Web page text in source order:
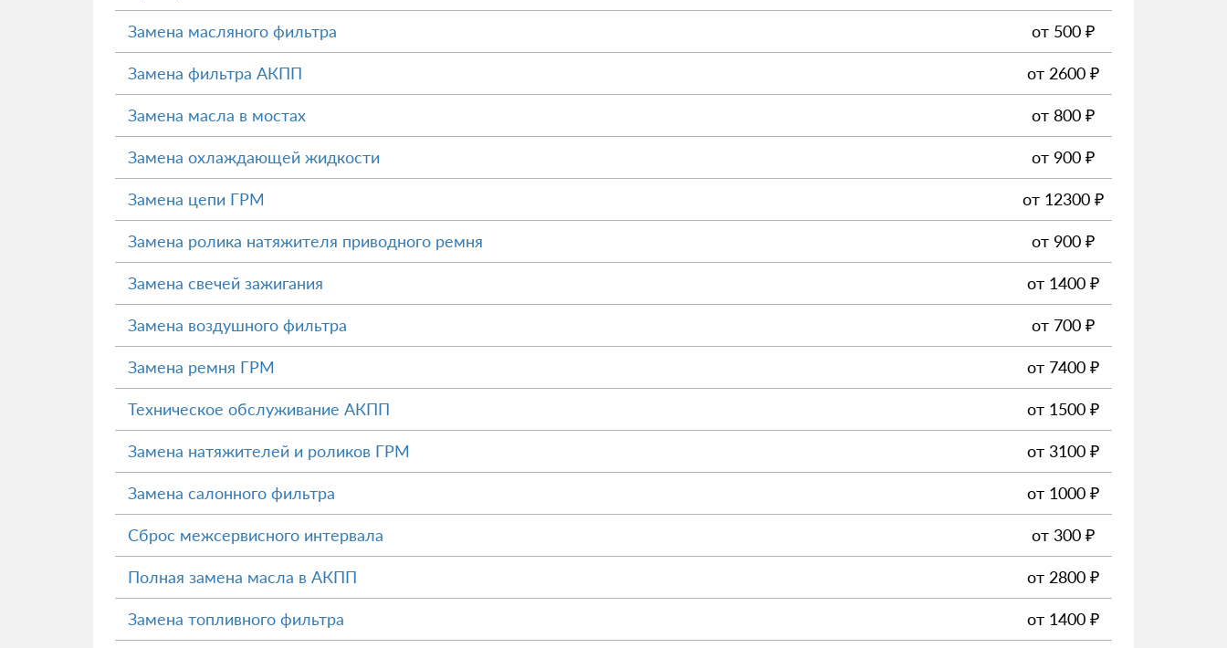
Замена масляного фильтра от 500 ₽
Замена фильтра АКПП от 2600 ₽
Замена масла в мостах от 800 ₽
Замена охлаждающей жидкости от 900 ₽
Замена цепи ГРМ от 12300 ₽
Замена ролика натяжителя приводного ремня от 900 ₽
Замена свечей зажигания от 1400 ₽
Замена воздушного фильтра от 700 ₽
Замена ремня ГРМ от 7400 ₽
Техническое обслуживание АКПП от 1500 ₽
Замена натяжителей и роликов ГРМ от 3100 ₽
Замена салонного фильтра от 1000 ₽
Сброс межсервисного интервала от 300 ₽
Полная замена масла в АКПП от 2800 ₽
Замена топливного фильтра от 1400 ₽